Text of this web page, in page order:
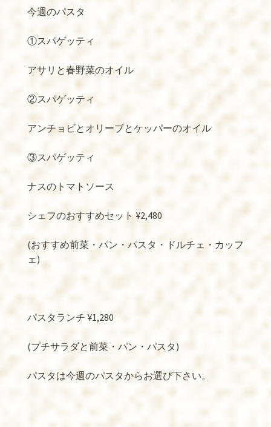
今週のパスタ
①スパゲッティ
アサリと春野菜のオイル
②スパゲッティ
アンチョビとオリーブとケッパーのオイル
③スパゲッティ
ナスのトマトソース
シェフのおすすめセット ¥2,480
(おすすめ前菜・パン・パスタ・ドルチェ・カッフ
ェ)
パスタランチ ¥1,280
(プチサラダと前菜・パン・パスタ)
パスタは今週のパスタからお選び下さい。